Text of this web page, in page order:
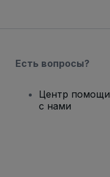
Есть вопросы?
Центр
с нами